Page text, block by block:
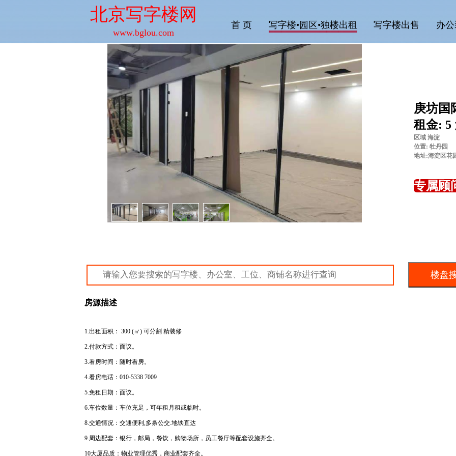
北京写字楼网
www.bglou.com
首 页 写字楼•园区•独楼出租 写字楼出售 办
庚坊国
租金: 5
区域 海淀
位置: 牡丹园
地址:海淀区花
专属顾
房源描述
1.出租面积： 300 (㎡) 可分割 精装修
2.付款方式：面议。
3.看房时间：随时看房。
4.看房电话： 010-5338 7009
5.免租日期：面议。
6.车位数量：车位充足，可年租月租或临时。
8.交通情况：交通便利,多条公交.地铁直达
9.周边配套：银行，邮局，餐饮，购物场所，员工餐厅等配套设施齐全。
10大厦品质：物业管理优秀，商业配套齐全。